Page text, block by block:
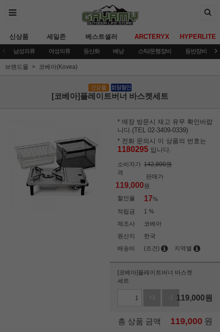
신상품 세일존 베스트셀러 ARCTERYX HYPERLITE
남성의류 여성의류 등산화 배낭 스틱/운행장비 등반장비
브랜드몰 코베아(Kovea)
[코베아]플레이트버너 바스켓세트
* 매장 방문시 재고 유무 확인바랍
니다.(TEL 02-3409-0339)
* 전화 문의시 이 상품의 번호는
1180295 입니다.
소비자가
격
142,800원
판매가
119,000원
할인율
17%
적립금
1 %
제조사
코베아
원산지
한국
배송비
(조건) 지역별
[코베아]플레이트버너 바스켓
세트
+1 -1 119,000원
총 상품 금액 119,000 원